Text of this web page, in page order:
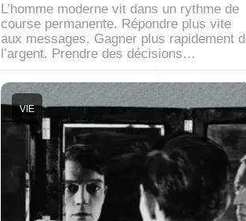
L’homme moderne vit dans un rythme de
course permanente. Répondre plus vite
aux messages. Gagner plus rapidement
l’argent. Prendre des décisions…
VIE